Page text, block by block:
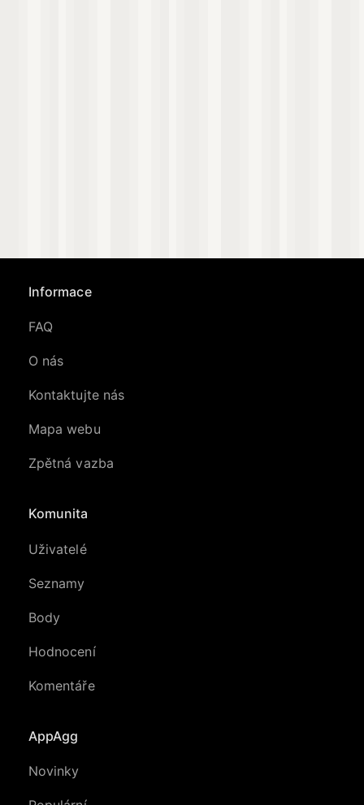
Informace
FAQ
O nás
Kontaktujte nás
Mapa webu
Zpětná vazba
Komunita
Uživatelé
Seznamy
Body
Hodnocení
Komentáře
AppAgg
Novinky